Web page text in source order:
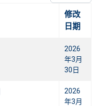
修改
日期
2026
年3月
30日
2026
年3月